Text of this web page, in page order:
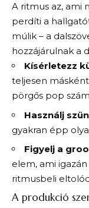
A ritmus az, ami
perdíti a
múlik – a
hozzájárulnak a
Kísérletezz
teljesen
pörgős pop
Használj
gyakran épp
Figyelj a
elem, ami igazán
ritmusbeli
A produkció